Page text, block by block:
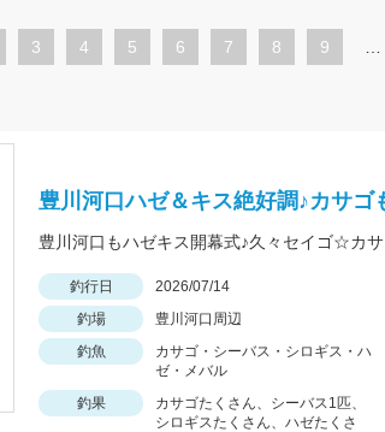
ペ
3
ペ
4
ペ
5
ペ
6
ペ
7
ペ
8
ペ
9
豊川河口ハゼ＆キス絶好調♪カサ
豊川河口もハゼキス開幕式♪久々セイゴ☆カ
釣行日 2026/07/14
釣場
豊川河口周辺
釣魚
カサゴ・シーバス・シロギス・ハ
ゼ・メバル
釣果
カサゴたくさん、シーバス1匹、
シロギスたくさん、ハゼたくさ